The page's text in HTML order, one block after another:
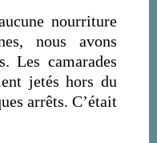
nourriture
nous avons
Les camarades
jetés hors du
arrêts. C’était